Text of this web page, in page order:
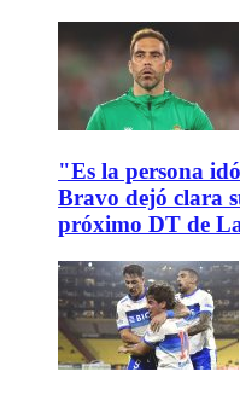
"Es la persona
Bravo dejó clara
próximo DT de